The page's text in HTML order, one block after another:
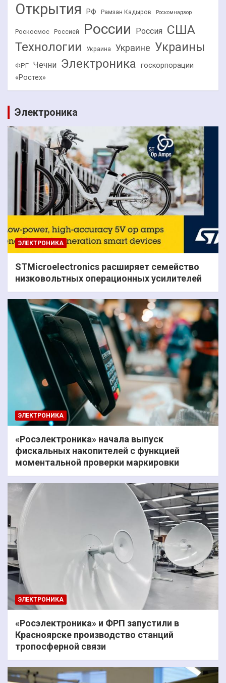
Открытия РФ Рамзан Кадыров Роскомнадзор
Роскосмос Россией России Россия США
Технологии Украина Украине Украины
ФРГ Чечни Электроника госкорпорации
«Ростех»
Электроника
ЭЛЕКТРОНИКА
STMicroelectronics расширяет семейство
низковольтных операционных усилителей
ЭЛЕКТРОНИКА
«Росэлектроника» начала выпуск
фискальных накопителей с функцией
моментальной проверки маркировки
ЭЛЕКТРОНИКА
«Росэлектроника» и ФРП запустили в
Красноярске производство станций
тропосферной связи